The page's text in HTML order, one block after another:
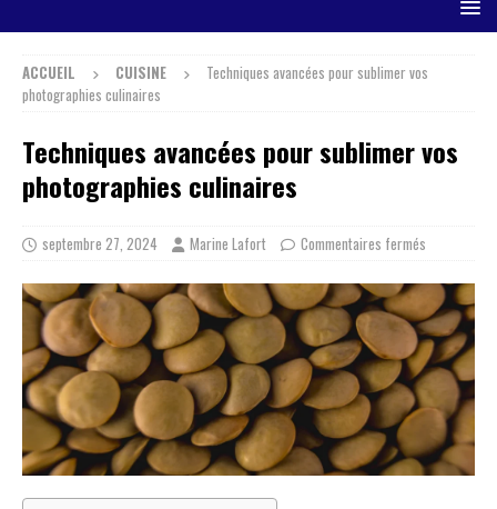
ACCUEIL CUISINE
Techniques avancées pour sublimer vos
photographies culinaires
Techniques avancées pour sublimer vos
photographies culinaires
septembre 27, 2024 Marine Lafort Commentaires fermés